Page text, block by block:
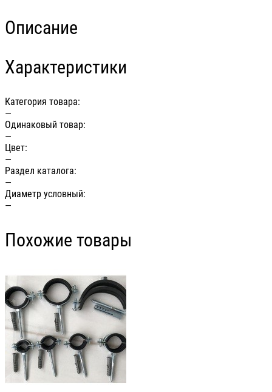
Описание
Характеристики
Категория товара:
—
Одинаковый товар:
—
Цвет:
—
Раздел каталога:
—
Диаметр условный:
—
Похожие товары